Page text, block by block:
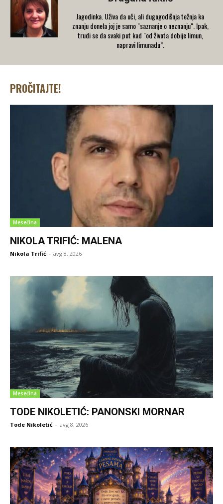
Jagodinka. Uživa da uči, ali dugogodišnja težnja ka
znanju donela joj je samo "saznanje o neznanju". Ipak,
trudi se da svaki put kad "od života dobije limun,
napravi limunadu”.
PROČITAJTE!
Mesečina
NIKOLA TRIFIĆ: MALENA
Nikola Trifić - avg 8, 2026
Mesečina
TODE NIKOLETIĆ: PANONSKI MORNAR
Tode Nikoletić - avg 8, 2026